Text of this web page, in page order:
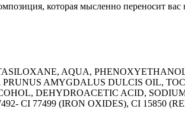
которая мысленно переносит
AQUA,
AMYGDALUS DULCIS OIL,
DEHYDROACETIC ACID,
CI 77499 (IRON OXIDES), CI 15850